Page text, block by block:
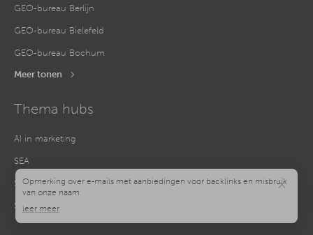
GEO-bureau Berlijn
GEO-bureau Bielefeld
GEO-bureau Bochum
Meer tonen
Thema hubs
AI in marketing
SEA
SEO
Sociale media
×